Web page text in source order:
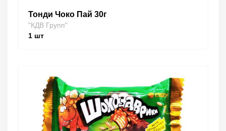
Тонди Чоко Пай 30г
"КДВ Групп"
1 шт